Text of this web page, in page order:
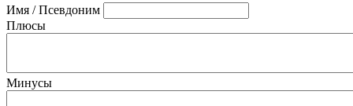
Имя / Псевдоним
Плюсы
Минусы